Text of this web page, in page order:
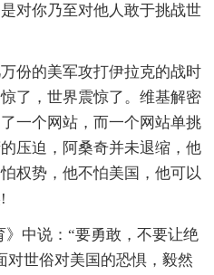
对你乃至对他人敢于挑战世
份的美军攻打伊拉克的战时
了，世界震惊了。维基解密
一个网站，而一个网站单挑
压迫，阿桑奇并未退缩，他
权势，他不怕美国，他可以
中说：“要勇敢，不要让绝
对世俗对美国的恐惧，毅然